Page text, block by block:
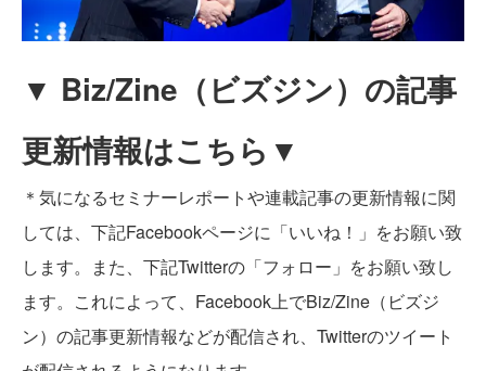
▼ Biz/Zine（ビズジン）の記事
更新情報はこちら▼
＊気になるセミナーレポートや連載記事の更新情報に関
しては、下記Facebookページに「いいね！」をお願い致
します。また、下記Twitterの「フォロー」をお願い致し
ます。これによって、Facebook上でBiz/Zine（ビズジ
ン）の記事更新情報などが配信され、Twitterのツイート